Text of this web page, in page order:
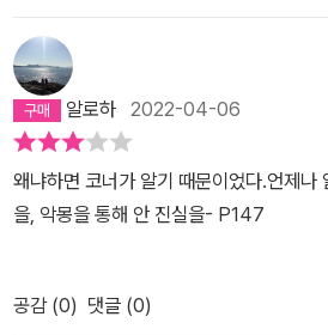
는 상황에서 조금이나마 위안을 받을 수
기를 바랐을 뿐이다. 네 고통. 고통 때문
싶었다. 지극히 인간적인 바람이다
말은 어느 덧 내게 들려주는 말이 되어 나
이중적이다. 진실이 무엇이냐는 물음에 맞
을 얘기한 후에는 방어막이 작동한다. ‘때
먼저 속여야 할 때가 있지.(p88)’ 진실이
한 말로 스스로를 에워싼다. ‘진심이었다.
된 말이지만 두 말이 다 진실이 되는 묘한
해서 내가 죄를 지은것은 아니다. 이제 코
깨달을 때다. 우리가 나쁜 사람이 아니라는
알로하 2022-04-06
왜냐하면 코너가 알기 때문이었다.언제나
을, 악몽을 통해 안 진실을- P147
공감 (0) 댓글 (0)